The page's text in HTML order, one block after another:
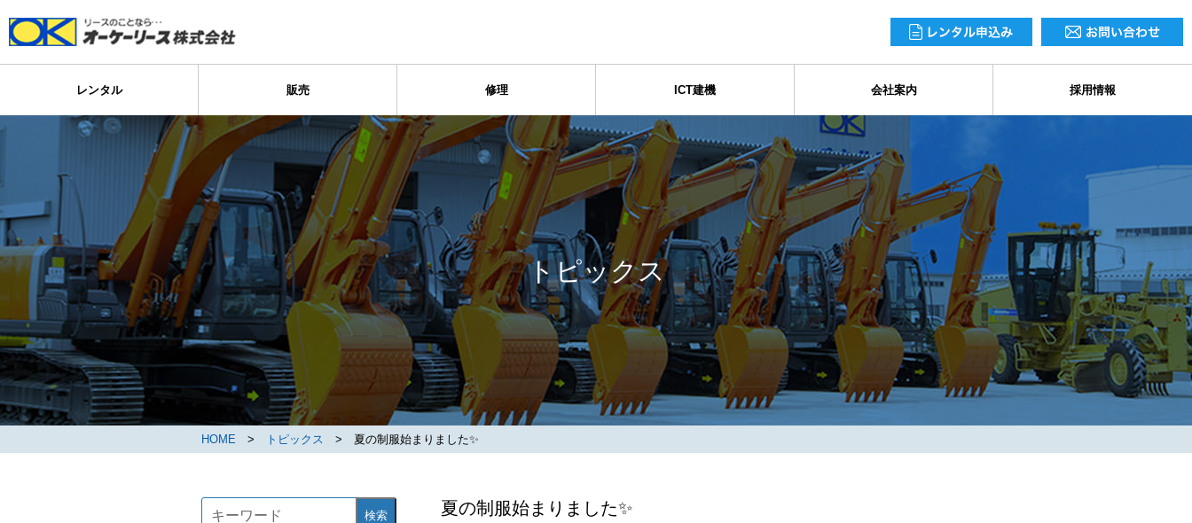
レンタル 販売 修理 ICT建機 会社案内 採用情報
トピックス
HOME > トピックス > 夏の制服始まりました✨
夏の制服始まりました✨
検索